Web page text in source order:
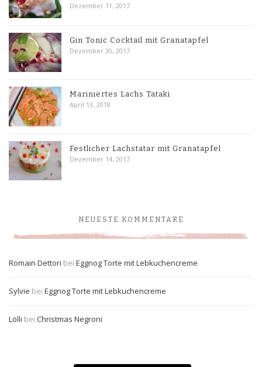
Dezember 11, 2017
Gin Tonic Cocktail mit Granatapfel
Dezember 30, 2017
Mariniertes Lachs Tataki
April 13, 2018
Festlicher Lachstatar mit Granatapfel
Dezember 14, 2017
NEUESTE KOMMENTARE
Romain Dettori bei Eggnog Torte mit Lebkuchencreme
Sylvie bei Eggnog Torte mit Lebkuchencreme
Lölli bei Christmas Negroni